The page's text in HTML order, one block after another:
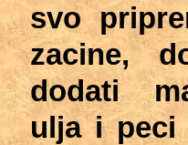
svo
zacine,
dodati
ulja i peci